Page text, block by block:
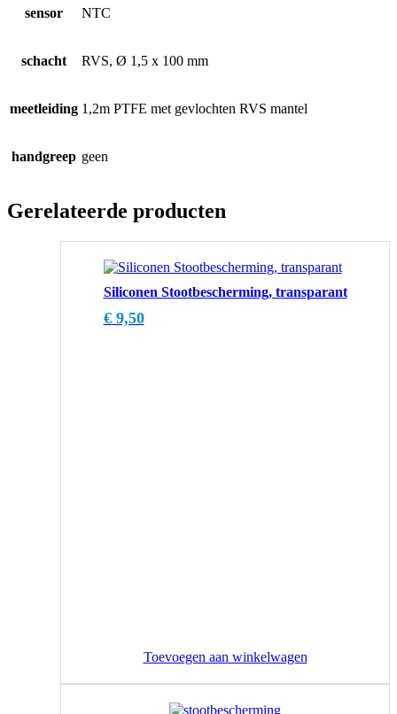
sensor NTC
schacht RVS, Ø 1,5 x 100 mm
meetleiding 1,2m PTFE met gevlochten RVS mantel
handgreep geen
Gerelateerde producten
Siliconen Stootbescherming, transparant
€9,50
Toevoegen aan winkelwagen